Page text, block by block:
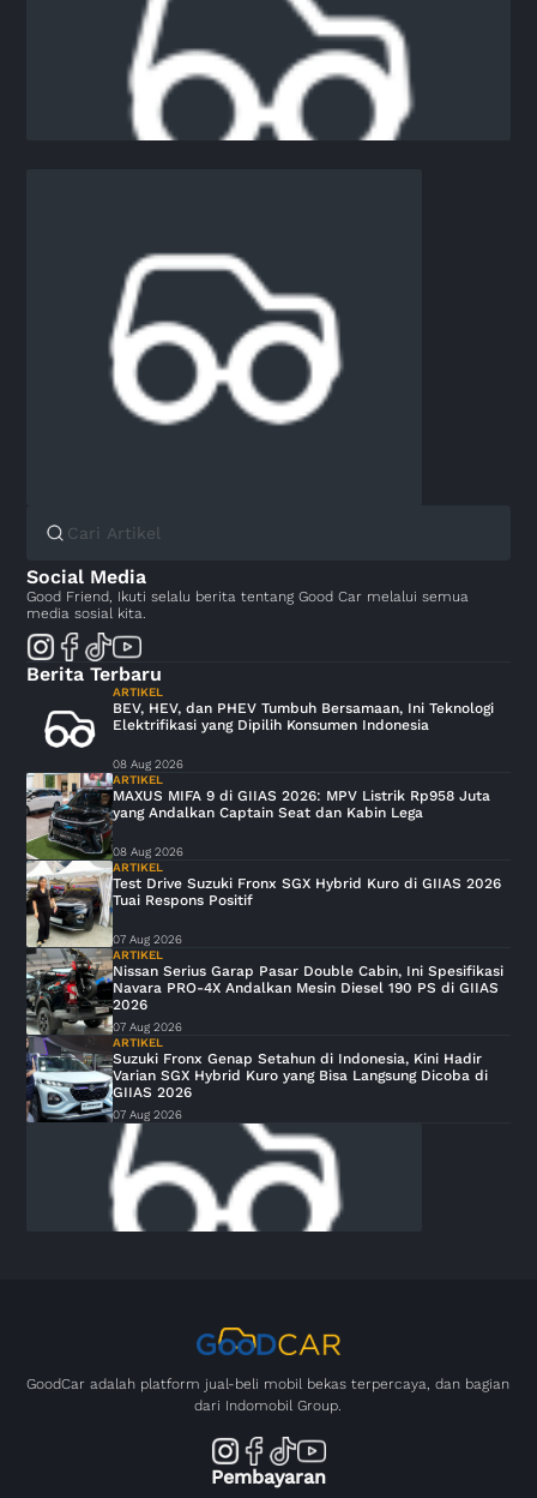
Social Media
Good Friend, Ikuti selalu berita tentang Good Car melalui semua
media sosial kita.
Berita Terbaru
ARTIKEL
BEV, HEV, dan PHEV Tumbuh Bersamaan, Ini Teknologi
Elektrifikasi yang Dipilih Konsumen Indonesia
08 Aug 2026
ARTIKEL
MAXUS MIFA 9 di GIIAS 2026: MPV Listrik Rp958 Juta
yang Andalkan Captain Seat dan Kabin Lega
08 Aug 2026
ARTIKEL
Test Drive Suzuki Fronx SGX Hybrid Kuro di GIIAS 2026
Tuai Respons Positif
07 Aug 2026
ARTIKEL
Nissan Serius Garap Pasar Double Cabin, Ini Spesifikasi
Navara PRO-4X Andalkan Mesin Diesel 190 PS di GIIAS
2026
07 Aug 2026
ARTIKEL
Suzuki Fronx Genap Setahun di Indonesia, Kini Hadir
Varian SGX Hybrid Kuro yang Bisa Langsung Dicoba di
GIIAS 2026
07 Aug 2026
GoodCar adalah platform jual-beli mobil bekas terpercaya, dan bagian
dari Indomobil Group.
Pembayaran